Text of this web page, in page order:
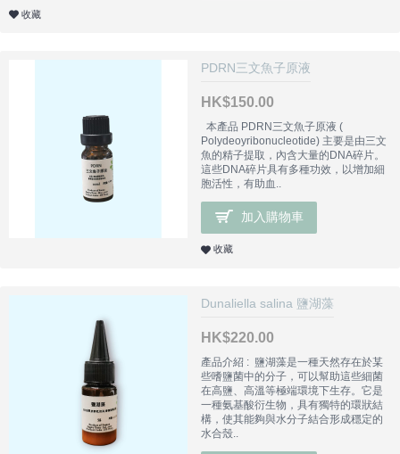
收藏
PDRN三文魚子原液
HK$150.00
本產品 PDRN三文魚子原液 (
Polydeoyribonucleotide) 主要是由三文
魚的精子提取，內含大量的DNA碎片。
這些DNA碎片具有多種功效，以增加細
胞活性，有助血..
加入購物車
收藏
Dunaliella salina 鹽湖藻
HK$220.00
產品介紹 : 鹽湖藻是一種天然存在於某
些嗜鹽菌中的分子，可以幫助這些細菌
在高鹽、高溫等極端環境下生存。它是
一種氨基酸衍生物，具有獨特的環狀結
構，使其能夠與水分子結合形成穩定的
水合殼..